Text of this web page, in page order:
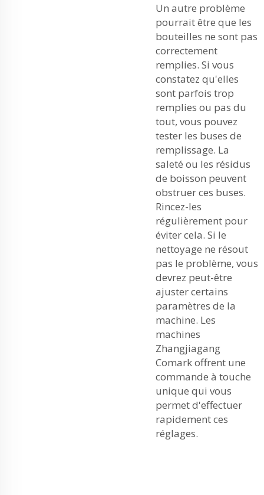
Un autre problème
pourrait être que les
bouteilles ne sont pas
correctement
remplies. Si vous
constatez qu'elles
sont parfois trop
remplies ou pas du
tout, vous pouvez
tester les buses de
remplissage. La
saleté ou les résidus
de boisson peuvent
obstruer ces buses.
Rincez-les
régulièrement pour
éviter cela. Si le
nettoyage ne résout
pas le problème, vous
devrez peut-être
ajuster certains
paramètres de la
machine. Les
machines
Zhangjiagang
Comark offrent une
commande à touche
unique qui vous
permet d'effectuer
rapidement ces
réglages.